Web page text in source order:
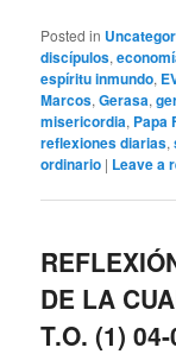
Posted in
discípulos,
espíritu inmundo,
Marcos,Gerasa,
misericordia, Papa
reflexiones diarias,
ordinario | Leave a
DE LA
T.O. (1)